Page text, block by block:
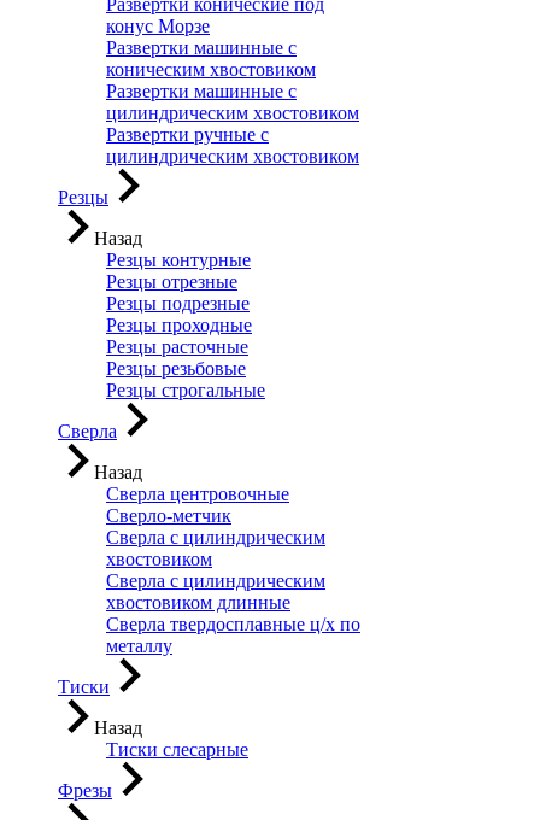
Развертки конические под
конус Морзе
Развертки машинные с
коническим хвостовиком
Развертки машинные с
цилиндрическим хвостовиком
Развертки ручные с
цилиндрическим хвостовиком
Резцы
Назад
Резцы контурные
Резцы отрезные
Резцы подрезные
Резцы проходные
Резцы расточные
Резцы резьбовые
Резцы строгальные
Сверла
Назад
Сверла центровочные
Сверло-метчик
Сверла с цилиндрическим
хвостовиком
Сверла с цилиндрическим
хвостовиком длинные
Сверла твердосплавные ц/х по
металлу
Тиски
Назад
Тиски слесарные
Фрезы